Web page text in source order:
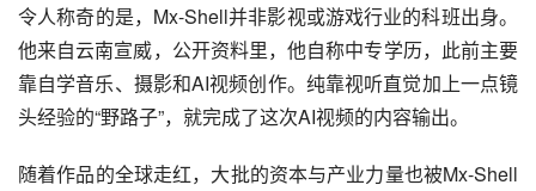
令人称奇的是，Mx-Shell并非影视或游戏行业的科班出身。
他来自云南宣威，公开资料里，他自称中专学历，此前主要
靠自学音乐、摄影和AI视频创作。纯靠视听直觉加上一点镜
头经验的“野路子”，就完成了这次AI视频的内容输出。
随着作品的全球走红，大批的资本与产业力量也被Mx-Shell